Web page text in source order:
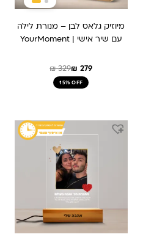
מיוזיק גלאס לבן – מנורת לילה
עם שיר אישי | YourMoment
₪329₪ 279
15% OFF
המחיר
המחיר